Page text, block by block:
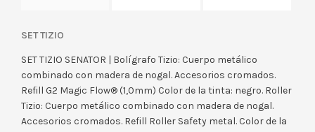
SET TIZIO
SET TIZIO SENATOR | Bolígrafo Tizio: Cuerpo metálico
combinado con madera de nogal. Accesorios cromados.
Refill G2 Magic Flow® (1,0mm) Color de la tinta: negro. Roller
Tizio: Cuerpo metálico combinado con madera de nogal.
Accesorios cromados. Refill Roller Safety metal. Color de la